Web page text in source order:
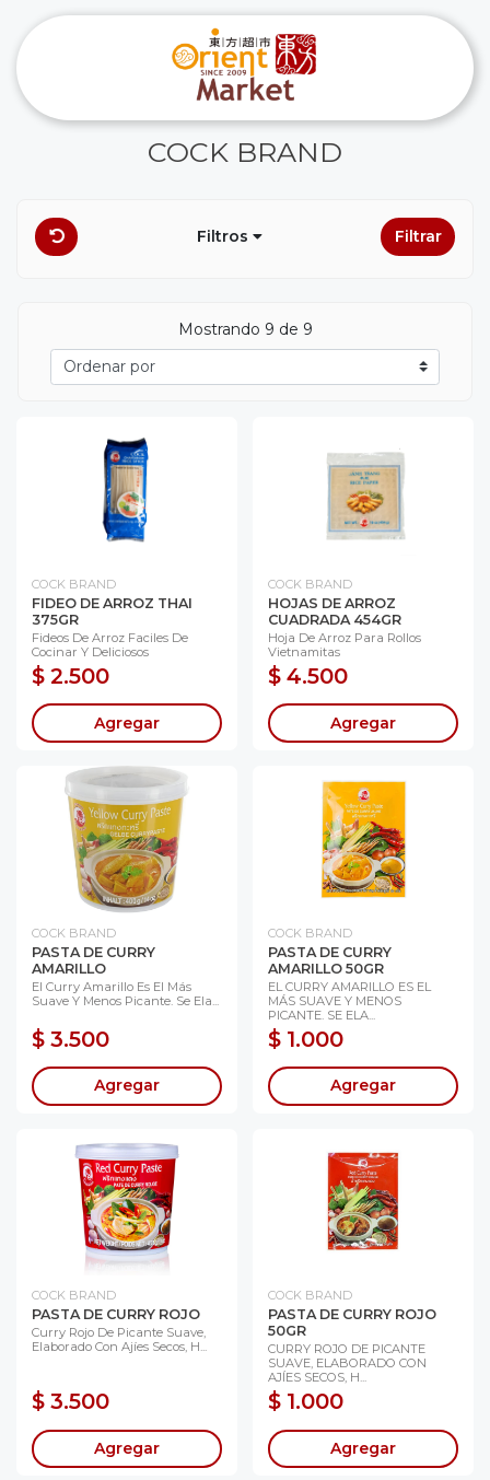
COCK BRAND
Filtros Filtrar
Mostrando 9 de 9
COCK BRAND
FIDEO DE ARROZ THAI
375GR
Fideos De Arroz Faciles De
Cocinar Y Deliciosos
$ 2.500
Agregar
COCK BRAND
HOJAS DE ARROZ
CUADRADA 454GR
Hoja De Arroz Para Rollos
Vietnamitas
$ 4.500
Agregar
COCK BRAND
PASTA DE CURRY
AMARILLO
El Curry Amarillo Es El Más
Suave Y Menos Picante. Se Ela...
$ 3.500
Agregar
COCK BRAND
PASTA DE CURRY
AMARILLO 50GR
EL CURRY AMARILLO ES EL
MÁS SUAVE Y MENOS
PICANTE. SE ELA...
$ 1.000
Agregar
COCK BRAND
PASTA DE CURRY ROJO
Curry Rojo De Picante Suave,
Elaborado Con Ajíes Secos, H...
$ 3.500
Agregar
COCK BRAND
PASTA DE CURRY ROJO
50GR
CURRY ROJO DE PICANTE
SUAVE, ELABORADO CON
AJÍES SECOS, H...
$ 1.000
Agregar